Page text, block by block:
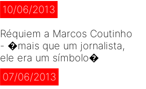
10/06/2013
Réquiem a Marcos Coutinho
- �mais que um jornalista,
ele era um símbolo�
07/06/2013